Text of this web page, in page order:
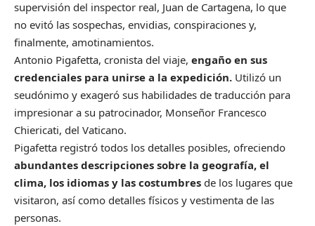
supervisión del inspector real, Juan de Cartagena, lo que
no evitó las sospechas, envidias, conspiraciones y,
finalmente, amotinamientos.
Antonio Pigafetta, cronista del viaje, engaño en sus
credenciales para unirse a la expedición. Utilizó un
seudónimo y exageró sus habilidades de traducción para
impresionar a su patrocinador, Monseñor Francesco
Chiericati, del Vaticano.
Pigafetta registró todos los detalles posibles, ofreciendo
abundantes descripciones sobre la geografía, el
clima, los idiomas y las costumbres de los lugares que
visitaron, así como detalles físicos y vestimenta de las
personas.